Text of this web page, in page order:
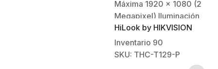
Policarbonato
Máxima 1920 x 1080 (2
Megapixel) Iluminación
minima: 0.001 Lux @
(F1.0, AGC ON, 0 Lux
con IR)Lente fijo: 2.8mm
HiLook by HIKVISION
Inventario 90
SKU: THC-T129-P